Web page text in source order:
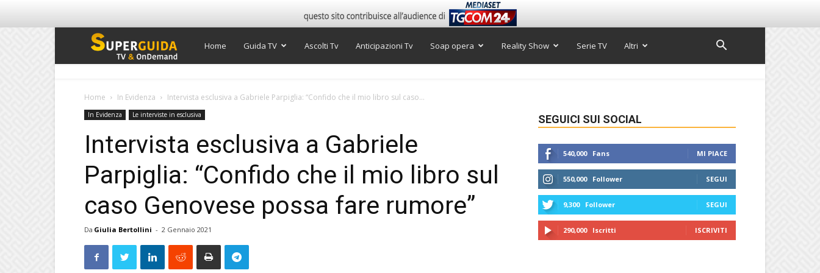
Super
TV
Home Guida TV Ascolti Tv Anticipazioni Tv Soap opera Reality Show Serie TV Altri
Home In Evidenza Intervista esclusiva a Gabriele Parpiglia: “Confido che il mio libro sul caso...
In Evidenza Le interviste in esclusiva
Intervista esclusiva a Gabriele
Parpiglia: “Confido che il mio libro sul
caso Genovese possa fare rumore”
Da Giulia Bertollini - 2 Gennaio 2021
SEGUICI SUI SOCIAL
540,000 Fans MI PIACE
550,000 Follower SEGUI
9,300 Follower SEGUI
290,000 Iscritti ISCRIVITI